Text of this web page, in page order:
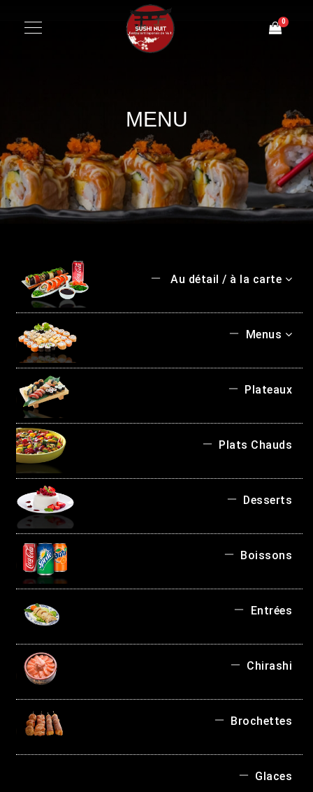
0
MENU
Au détail / à la carte
Menus
Plateaux
Plats Chauds
Desserts
Boissons
Entrées
Chirashi
Brochettes
Glaces